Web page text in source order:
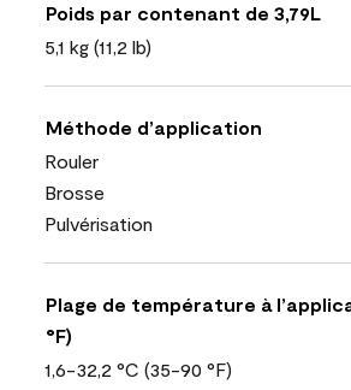
Poids par contenant de 3,79L
5,1 kg (11,2 lb)
Méthode d’application
Rouler
Brosse
Pulvérisation
Plage de température à
°F)
1,6-32,2 °C (35-90 °F)